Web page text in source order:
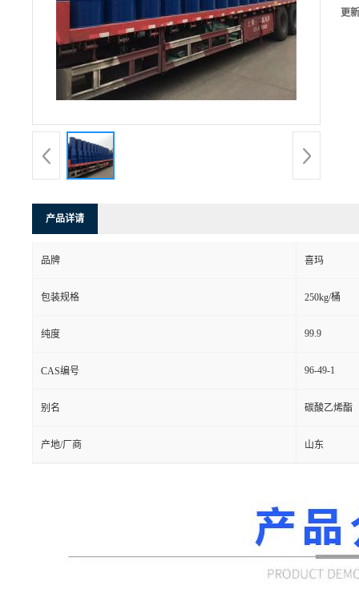
更
产品详请
品牌 喜玛
包装规格 250kg/桶
纯度 99.9
CAS编号 96-49-1
别名 碳酸乙烯酯
产地/厂商 山东